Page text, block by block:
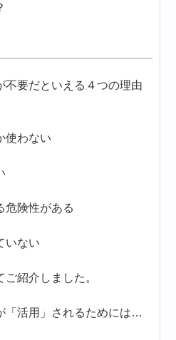
不要だといえる４つの理由
使わない
危険性がある
いない
紹介しました。
「活用」されるためには…